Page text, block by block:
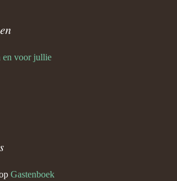
en voor jullie
Gastenboek